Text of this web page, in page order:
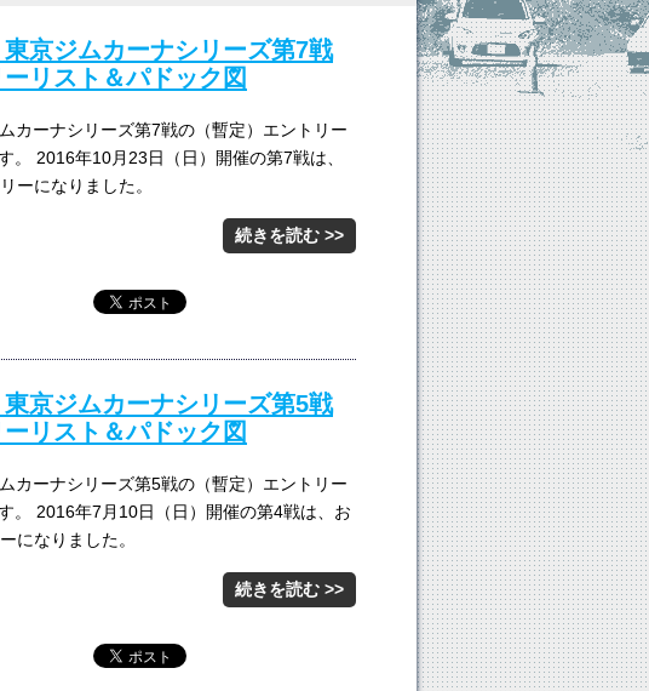
京ジムカーナシリーズ第7戦
ーリスト＆パドック図
カーナシリーズ第7戦の（暫定）エントリー
。 2016年10月23日（日）開催の第7戦は、
ーになりました。
続きを読む >>
京ジムカーナシリーズ第5戦
ーリスト＆パドック図
カーナシリーズ第5戦の（暫定）エントリー
。 2016年7月10日（日）開催の第4戦は、お
になりました。
続きを読む >>